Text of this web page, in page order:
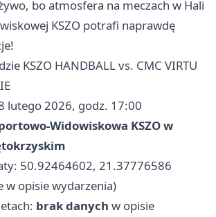
bo atmosfera na meczach w Hali
KSZO potrafi naprawdę
KSZO HANDBALL vs. CMC VIRTU
lutego 2026, godz. 17:00
Widowiskowa KSZO w
50.92464602, 21.37776586
w opisie wydarzenia)
brak danych w opisie